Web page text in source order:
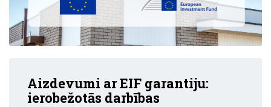
Aizdevumi ar EIF garantiju:
ierobežotās darbības